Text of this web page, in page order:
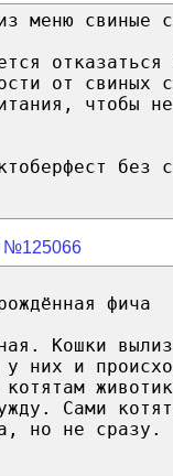
меню свиные
от свиных
чтобы
без
№125066
фича
Кошки
них и
котятам
Сами
но не сразу.